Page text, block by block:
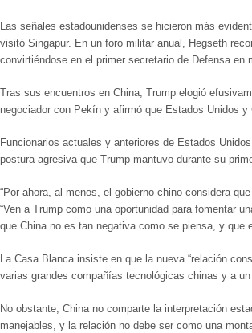
Las señales estadounidenses se hicieron más
visitó Singapur. En un foro militar anual, Hegseth
convirtiéndose en el primer secretario de Defensa en
Tras sus encuentros en China, Trump elogió
negociador con Pekín y afirmó que Estados Unidos y
Funcionarios actuales y anteriores de Estados
postura agresiva que Trump mantuvo durante su
“Por ahora, al menos, el gobierno chino considera
“Ven a Trump como una oportunidad para fomentar
que China no es tan negativa como se piensa, y
La Casa Blanca insiste en que la nueva “relación
varias grandes compañías tecnológicas chinas y a
No obstante, China no comparte la interpretación
manejables, y la relación no debe ser como una